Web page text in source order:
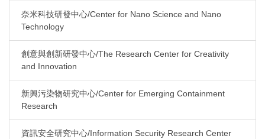
奈米科技研發中心/Center for Nano Science and Nano
Technology
創意與創新研發中心/The Research Center for Creativity
and Innovation
新興污染物研究中心/Center for Emerging Containment
Research
資訊安全研究中心/Information Security Research Center